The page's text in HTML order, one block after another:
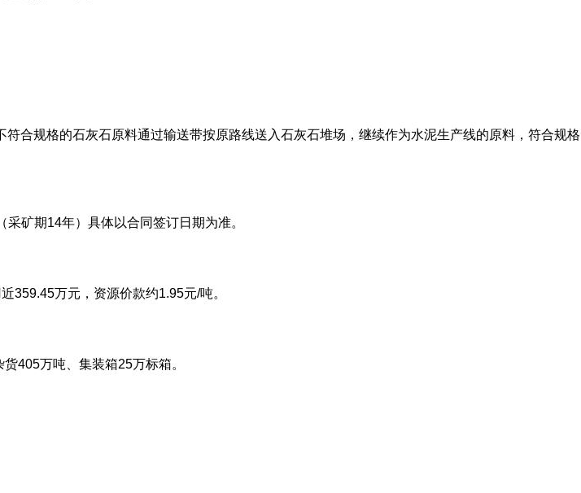
合规格的石灰石原料通过输送带按原路线送入石灰石堆场，继续作为水泥生产线的原料，符合规格
矿期14年）具体以合同签订日期为准。
359.45万元，资源价款约1.95元/吨。
405万吨、集装箱25万标箱。